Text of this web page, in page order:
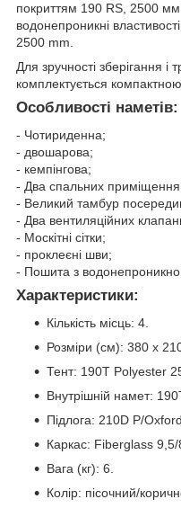
покриттям 190 RS, 2500
водонепроникні
2500 mm.
Для зручності зберігання
комплектується
Особливості наметів:
- Чотириденна;
- двошарова;
- кемпінгова;
- Два спальних
- Великий тамбур
- Два вентиляційних
- Москітні сітки;
- проклеєні шви;
- Пошита з
Характеристики:
Кількість місць: 4.
Розміри (см): 380 х
Тент: 190T Polyester
Внутрішній намет:
Підлога: 210D P/
Каркас: Fiberglass
Вага (кг): 6.
Колір: пісочний/